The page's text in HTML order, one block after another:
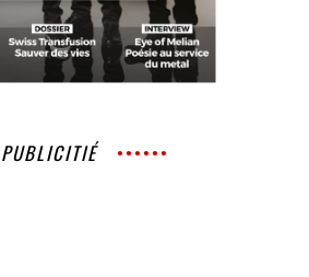
PUBLICITIÉ